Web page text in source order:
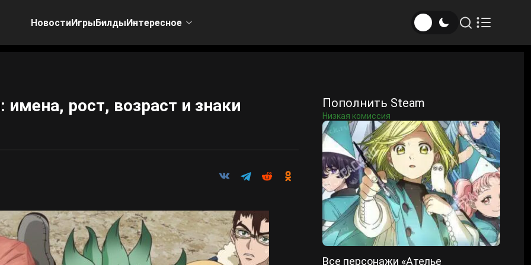
НовостиИгрыБилдыИнтересное
рост, возраст и знаки
Пополнить Steam
Низкая комиссия
Все персонажи «Ателье